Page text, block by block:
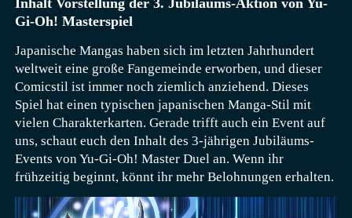
synthetisieren, wobei die benötigte Menge an CP von
der Seltenheit der gewünschten Karte abhängt. Die
Handlung entwickelt sich unter Verwendung von Yu-
Gi-Oh! OCG TCG-Karten, sodass Spieler im
Singleplayer-Modus ebenfalls Spaß an Yu-Gi-Oh!
haben können. Darüber hinaus plant Yu-Gi-Oh!
MASTER DUEL verschiedene offizielle Turniere mit
unterschiedlichen Regeln und wird Teil des offiziellen
Wettbewerbsprojekts auf der höchsten Yu-Gi-Oh! OCG
TCG-Bühne, dem „Yu-Gi-Oh! World
Championship“.Dieses Werk enthält mehr als 10.000
Karten aus Yu-Gi-Oh! OCG TCG, einschließlich
Gi-Oh! Masterspiel
Japanische Mangas haben sich im letzten Jahrhundert
weltweit eine große Fangemeinde erworben, und dieser
Comicstil ist immer noch ziemlich anziehend. Dieses
Spiel hat einen typischen japanischen Manga-Stil mit
vielen Charakterkarten. Gerade trifft auch ein Event auf
uns, schaut euch den Inhalt des 3-jährigen Jubiläums-
Events von Yu-Gi-Oh! Master Duel an. Wenn ihr
frühzeitig beginnt, könnt ihr mehr Belohnungen erhalten.